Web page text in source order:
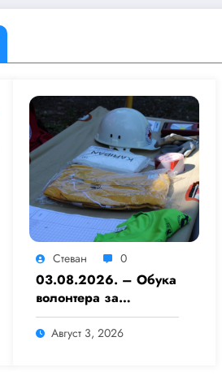
Стеван 0
03.08.2026. – Обука
волонтера за
деловање у
несрећама – знање,
Август 3, 2026